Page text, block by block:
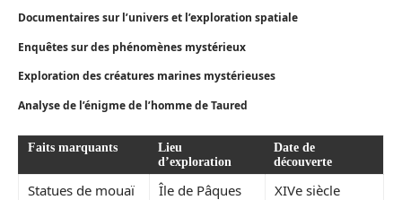
Documentaires sur l’univers et l’exploration spatiale
Enquêtes sur des phénomènes mystérieux
Exploration des créatures marines mystérieuses
Analyse de l’énigme de l’homme de Taured
Faits marquants
Lieu
d’exploration
Date de
découverte
Statues de mouaï Île de Pâques
XIVe siècle